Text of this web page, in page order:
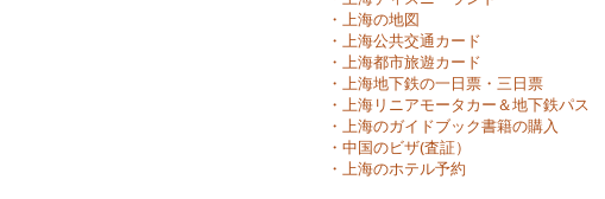
・ 上海の地図
・ 上海公共交通カード
・ 上海都市旅遊カード
・ 上海地下鉄の一日票・三日票
・ 上海リニアモータカー＆地下鉄パス
・ 上海のガイドブック書籍の購入
・ 中国のビザ(査証）
・ 上海のホテル予約